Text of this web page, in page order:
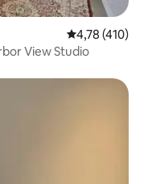
4,78 de uma
4,78 (410)
View Studio